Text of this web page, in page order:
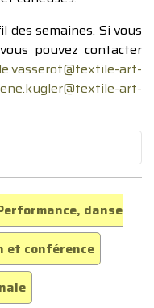
des semaines. Si vous
pouvez contacter
le.vasserot@textile-art-
art-
danse
et conférence